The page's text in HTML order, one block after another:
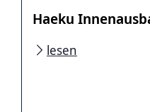
Haeku
lesen